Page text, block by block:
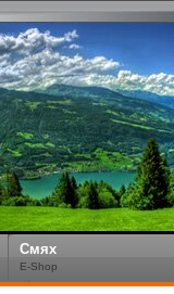
Смях
E-Shop